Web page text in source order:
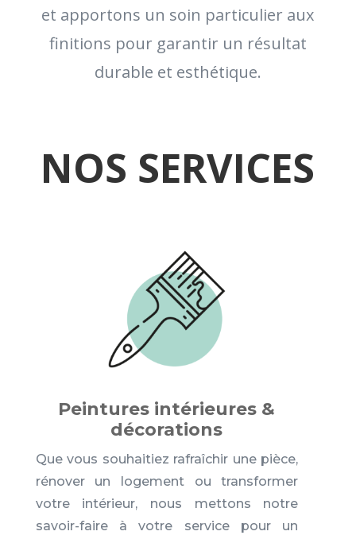
et apportons un soin particulier aux
finitions pour garantir un résultat
durable et esthétique.
NOS SERVICES
Peintures intérieures &
décorations
Que vous souhaitiez rafraîchir une pièce,
rénover un logement ou transformer
votre intérieur, nous mettons notre
savoir-faire à votre service pour un